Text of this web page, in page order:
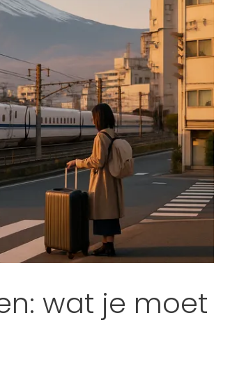
wat je moet